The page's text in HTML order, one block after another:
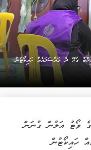
ގުޅޭ ދެ މައްސަލައެއް ހައިކޯޓުން
ވޯޓު އަލުން ގުނަން
ހައިކޯޓުން